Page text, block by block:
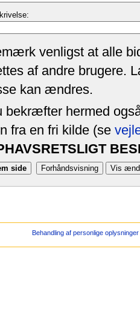
venligst at alle
af andre brugere.
kan ændres.
bekræfter hermed
fra en fri kilde (se
Behandling af personlige oplysninger